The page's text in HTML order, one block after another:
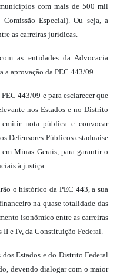
com mais de 500 mil
Especial). Ou seja, a
as carreiras jurídicas.
as entidades da Advocacia
a aprovação da PEC 443/09.
443/09 e para esclarecer que
nos Estados e no Distrito
emitir nota pública e convocar
Defensores Públicos estaduaise
Minas Gerais, para garantir o
à justiça.
o histórico da PEC 443, a sua
na quase totalidade das
isonômico entre as carreiras
e IV, da Constituição Federal.
dos Estados e do Distrito Federal
devendo dialogar com o maior